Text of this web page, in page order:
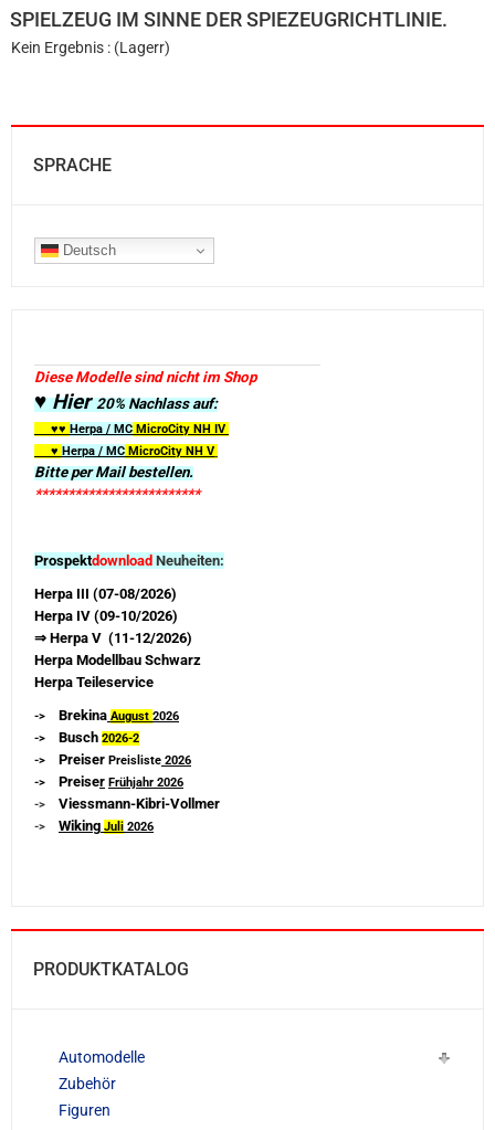
SPIELZEUG IM SINNE DER SPIEZEUGRICHTLINIE.
Kein Ergebnis : (Lagerr)
SPRACHE
Deutsch
Diese Modelle sind nicht im Shop
♥ Hier20% Nachlass auf:
♥♥ Herpa / MC MicroCity NH IV
♥ Herpa / MC MicroCity NH V
Bitte per Mail bestellen.
*************************
Prospektdownload Neuheiten:
Herpa III (07-08/2026)
Herpa IV (09-10/2026)
⇒ Herpa V (11-12/2026)
Herpa Modellbau Schwarz
Herpa Teileservice
-> Brekina August 2026
-> Busch 2026-2
-> Preiser Preisliste 2026
-> Preiser Frühjahr 2026
-> Viessmann-Kibri-Vollmer
-> Wiking Juli 2026
PRODUKTKATALOG
Automodelle
Zubehör
Figuren